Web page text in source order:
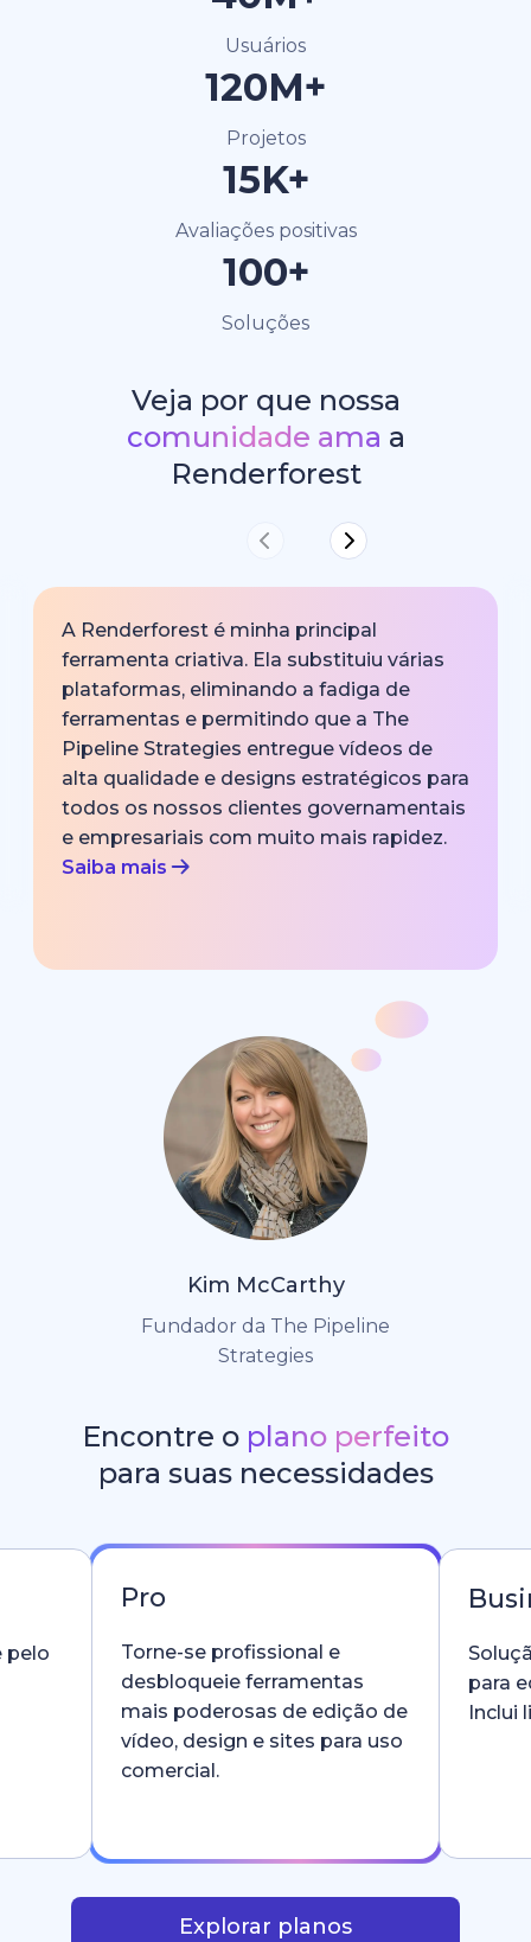
Usuários
120M+
Projetos
15K+
Avaliações positivas
100+
Soluções
Veja por que nossa
comunidade ama a
Renderforest
A Renderforest é minha principal
ferramenta criativa. Ela substituiu várias
plataformas, eliminando a fadiga de
ferramentas e permitindo que a The
Pipeline Strategies entregue vídeos de
alta qualidade e designs estratégicos para
todos os nossos clientes governamentais
e empresariais com muito mais rapidez.
Saiba mais
Kim McCarthy
Fundador da The Pipeline
Strategies
Encontre o plano perfeito
para suas necessidades
pelo
Pro
Torne-se profissional e
desbloqueie ferramentas
mais poderosas de edição de
vídeo, design e sites para uso
comercial.
para
Inclui
Explorar planos